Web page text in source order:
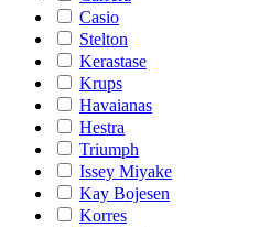
Casio
Stelton
Kerastase
Krups
Havaianas
Hestra
Triumph
Issey Miyake
Kay Bojesen
Korres